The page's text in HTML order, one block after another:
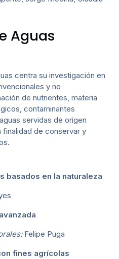
Aguas
centra su investigación en
y no
de nutrientes, materia
contaminantes
servidas de origen
de conservar y
basados en la naturaleza
Felipe Puga
fines agrícolas